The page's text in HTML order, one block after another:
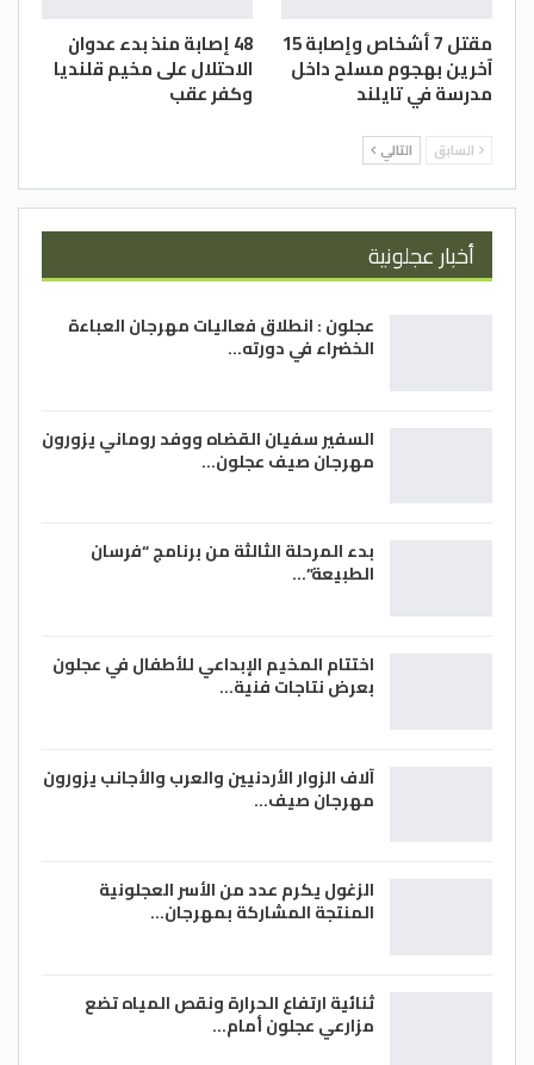
مقتل 7 أشخاص وإصابة 15
آخرين بهجوم مسلح داخل
مدرسة في تايلند
48 إصابة منذ بدء عدوان
الاحتلال على مخيم قلنديا
وكفر عقب
السابق التالي
أخبار عجلونية
عجلون : انطلاق فعاليات مهرجان العباءة
الخضراء في دورته…
السفير سفيان القضاه ووفد روماني يزورون
مهرجان صيف عجلون…
بدء المرحلة الثالثة من برنامج “فرسان
الطبيعة”…
اختتام المخيم الإبداعي للأطفال في عجلون
بعرض نتاجات فنية…
آلاف الزوار الأردنيين والعرب والأجانب يزورون
مهرجان صيف…
الزغول يكرم عدد من الأسر العجلونية
المنتجة المشاركة بمهرجان…
ثنائية ارتفاع الحرارة ونقص المياه تضع
مزارعي عجلون أمام…